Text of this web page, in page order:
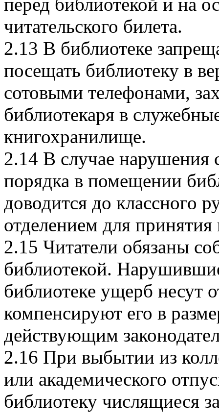
перед библиотекой и на
читательского билета.
2.13 В библиотеке
посещать библиотеку в
сотовыми телефонами,
библиотекаря в
книгохранилище.
2.14 В случае нарушения
порядка в помещении
доводится до классного
отделением для принятия
2.15 Читатели обязаны
библиотекой.
библиотеке ущерб несут
компенсируют его в
действующим
2.16 При выбытии из
или академического
библиотеку числящиеся